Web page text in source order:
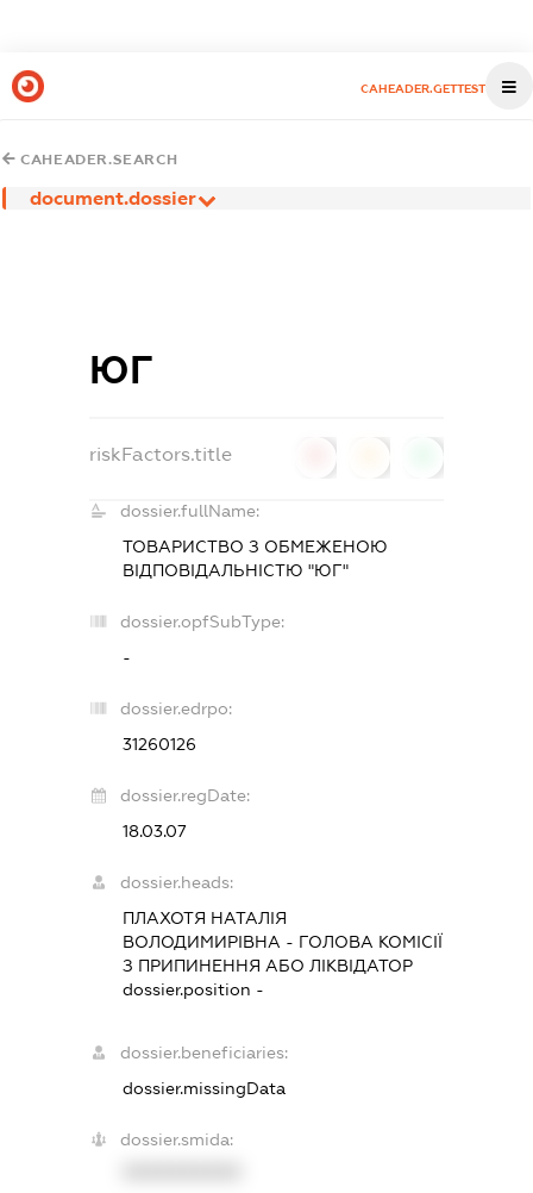
CAHEADER.GETTEST
CAHEADER.SEARCH
document.dossier
ЮГ
riskFactors.title
dossier.fullName:
ТОВАРИСТВО З ОБМЕЖЕНОЮ
ВІДПОВІДАЛЬНІСТЮ "ЮГ"
dossier.opfSubType:
-
dossier.edrpo:
31260126
dossier.regDate:
18.03.07
dossier.heads:
ПЛАХОТЯ НАТАЛІЯ
ВОЛОДИМИРІВНА - ГОЛОВА КОМІСІЇ
З ПРИПИНЕННЯ АБО ЛІКВІДАТОР
dossier.position -
dossier.beneficiaries:
dossier.missingData
dossier.smida: